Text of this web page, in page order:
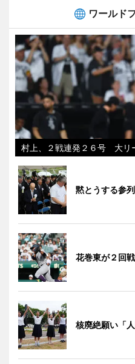
ワールド
村上、２戦連発２６号 大リ
黙とうする参
花巻東が２回
核廃絶願い「